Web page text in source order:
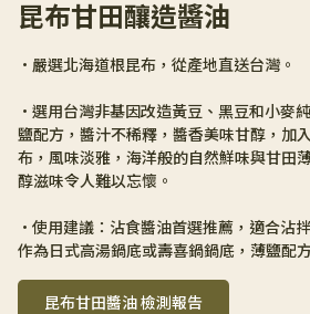
昆布甘田釀造醬油
•嚴選北海道根昆布，從產地直送台灣。
•選用台灣非基因改造黃豆、黑豆和小麥
鹽配方，醬汁不稀釋，醬香美味甘醇，加
布，風味淡雅，海洋般的自然鮮味與甘田
醇滋味令人難以忘懷。
•使用建議：沾食醬油首選推薦，適合沾
作為日式高湯鍋底或壽喜鍋鍋底，薄鹽配
昆布甘田醬油 檢測報告